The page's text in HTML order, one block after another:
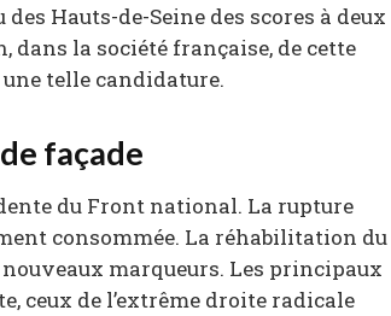
Hauts-de-Seine des scores à deux
la société française, de cette
telle candidature.
façade
du Front national. La rupture
consommée. La réhabilitation du
marqueurs. Les principaux
ceux de l’extrême droite radicale